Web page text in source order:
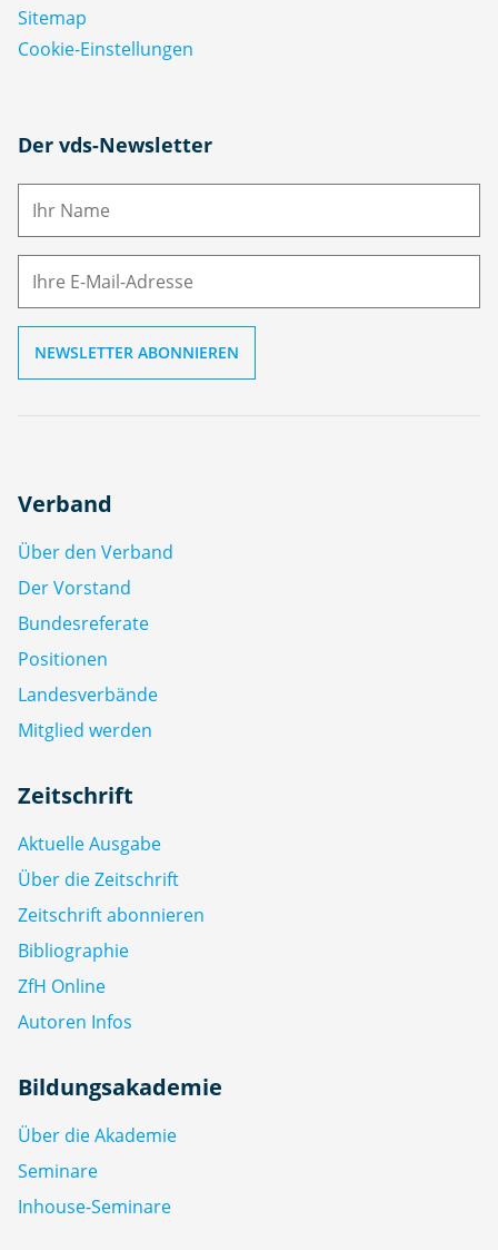
Sitemap
Cookie-Einstellungen
Der vds-Newsletter
N
M
Verband
Über den Verband
Der Vorstand
Bundesreferate
Positionen
Landesverbände
Mitglied werden
Zeitschrift
Aktuelle Ausgabe
Über die Zeitschrift
Zeitschrift abonnieren
Bibliographie
ZfH Online
Autoren Infos
Bildungsakademie
Über die Akademie
Seminare
Inhouse-Seminare